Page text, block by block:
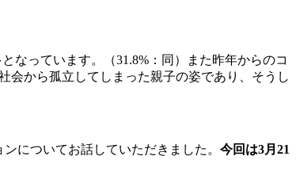
なっています。（31.8%：同）また昨年からのコ
会から孤立してしまった親子の姿であり、そうし
についてお話していただきました。 今回は3月21